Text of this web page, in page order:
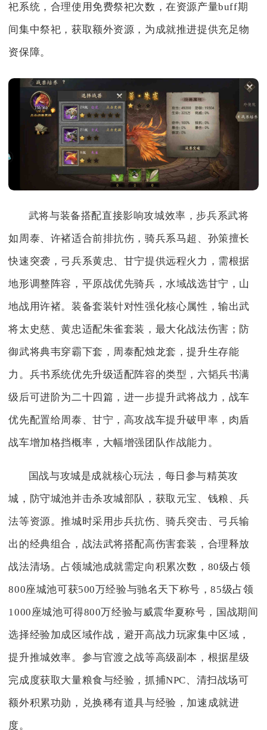
祀系统，合理使用免费祭祀次数，在资源产量buff期
间集中祭祀，获取额外资源，为成就推进提供充足物
资保障。
武将与装备搭配直接影响攻城效率，步兵系武将
如周泰、许褚适合前排抗伤，骑兵系马超、孙策擅长
快速突袭，弓兵系黄忠、甘宁提供远程火力，需根据
地形调整阵容，平原战优先骑兵，水域战选甘宁，山
地战用许褚。装备套装针对性强化核心属性，输出武
将太史慈、黄忠适配朱雀套装，最大化战法伤害；防
御武将典韦穿霸下套，周泰配烛龙套，提升生存能
力。兵书系统优先升级适配阵容的类型，六韬兵书满
级后可进阶为二十四篇，进一步提升武将战力，战车
优先配置给周泰、甘宁，高攻战车提升破甲率，肉盾
战车增加格挡概率，大幅增强团队作战能力。
国战与攻城是成就核心玩法，每日参与精英攻
城，防守城池并击杀攻城部队，获取元宝、钱粮、兵
法等资源。推城时采用步兵抗伤、骑兵突击、弓兵输
出的经典组合，战法武将搭配高伤害套装，合理释放
战法清场。占领城池成就需定向积累次数，80级占领
800座城池可获500万经验与驰名天下称号，85级占领
1000座城池可得800万经验与威震华夏称号，国战期间
选择经验加成区域作战，避开高战力玩家集中区域，
提升推城效率。参与官渡之战等高级副本，根据星级
完成度获取大量粮食与经验，抓捕NPC、清扫战场可
额外积累功勋，兑换稀有道具与经验，加速成就进
度。